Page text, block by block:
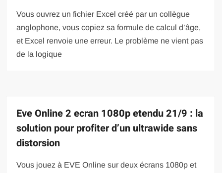
Vous ouvrez un fichier Excel créé par un collègue
anglophone, vous copiez sa formule de calcul d’âge,
et Excel renvoie une erreur. Le problème ne vient pas
de la logique
Eve Online 2 ecran 1080p etendu 21/9 : la
solution pour profiter d’un ultrawide sans
distorsion
Vous jouez à EVE Online sur deux écrans 1080p et